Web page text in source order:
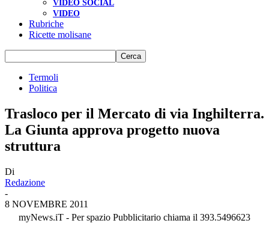
VIDEO SOCIAL
VIDEO
Rubriche
Ricette molisane
Termoli
Politica
Trasloco per il Mercato di via Inghilterra.
La Giunta approva progetto nuova
struttura
Di
Redazione
-
8 NOVEMBRE 2011
myNews.iT - Per spazio Pubblicitario chiama il 393.5496623